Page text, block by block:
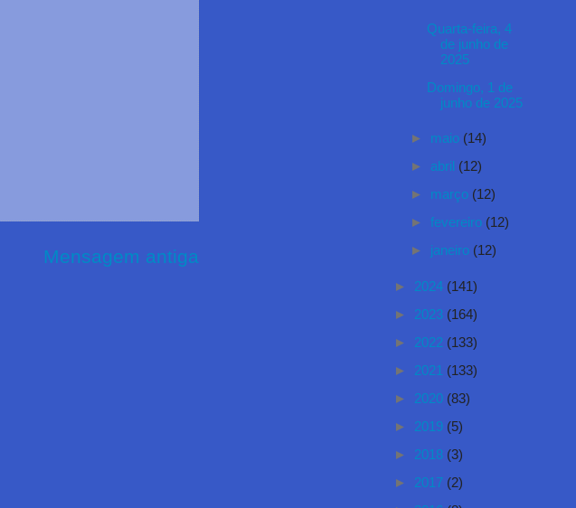
Mensagem antiga
Quarta-feira, 4
de junho de
2025
Domingo, 1 de
junho de 2025
► maio (14)
► abril (12)
► março (12)
► fevereiro (12)
► janeiro (12)
► 2024 (141)
► 2023 (164)
► 2022 (133)
► 2021 (133)
► 2020 (83)
► 2019 (5)
► 2018 (3)
► 2017 (2)